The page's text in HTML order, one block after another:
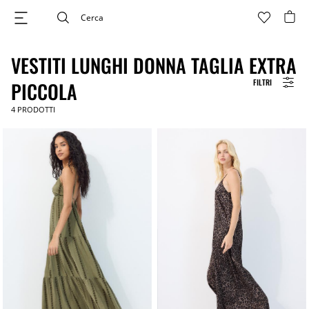
FILTRI
VESTITI LUNGHI DONNA TAGLIA EXTRA
PICCOLA
4 PRODOTTI